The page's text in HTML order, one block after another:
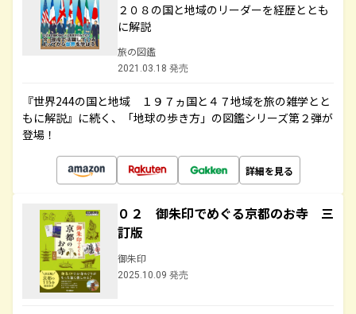
２０８の国と地域のリーダーを経歴ととも
に解説
旅の図鑑
2021.03.18 発売
『世界244の国と地域 １９７ヵ国と４７地域を旅の雑学とと
もに解説』に続く、「地球の歩き方」の図鑑シリーズ第２弾が
登場！
詳細を見る
０２ 御朱印でめぐる京都のお寺 三
訂版
御朱印
2025.10.09 発売